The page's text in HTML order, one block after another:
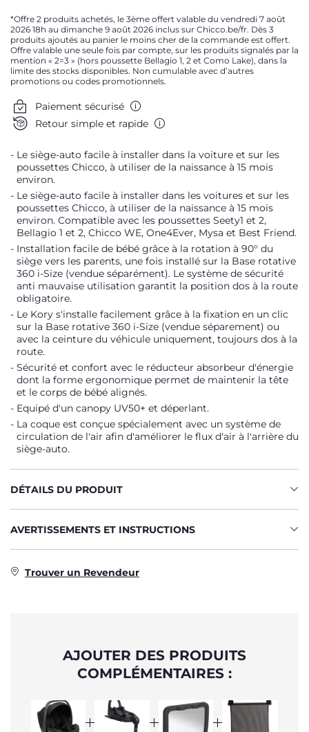
*Offre 2 produits achetés, le 3ème offert valable du vendredi 7 août
2026 18h au dimanche 9 août 2026 inclus sur Chicco.be/fr. Dès 3
produits ajoutés au panier le moins cher de la commande est offert.
Offre valable une seule fois par compte, sur les produits signalés par la
mention « 2=3 » (hors poussette Bellagio 1, 2 et Como Lake), dans la
limite des stocks disponibles. Non cumulable avec d’autres
promotions ou codes promotionnels.
Paiement sécurisé
Retour simple et rapide
Le siège-auto facile à installer dans la voiture et sur les
poussettes Chicco, à utiliser de la naissance à 15 mois
environ.
Le siège-auto facile à installer dans les voitures et sur les
poussettes Chicco, à utiliser de la naissance à 15 mois
environ. Compatible avec les poussettes Seety1 et 2,
Bellagio 1 et 2, Chicco WE, One4Ever, Mysa et Best Friend.
Installation facile de bébé grâce à la rotation à 90° du
siège vers les parents, une fois installé sur la Base rotative
360 i-Size (vendue séparément). Le système de sécurité
anti mauvaise utilisation garantit la position dos à la route
obligatoire.
Le Kory s'installe facilement grâce à la fixation en un clic
sur la Base rotative 360 i-Size (vendue séparement) ou
avec la ceinture du véhicule uniquement, toujours dos à la
route.
Sécurité et confort avec le réducteur absorbeur d'énergie
dont la forme ergonomique permet de maintenir la tête
et le corps de bébé alignés.
Equipé d'un canopy UV50+ et déperlant.
La coque est conçue spécialement avec un système de
circulation de l'air afin d'améliorer le flux d'air à l'arrière du
siège-auto.
DÉTAILS DU PRODUIT
AVERTISSEMENTS ET INSTRUCTIONS
Trouver un Revendeur
AJOUTER DES PRODUITS
COMPLÉMENTAIRES :